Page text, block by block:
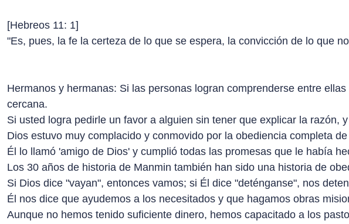
[Hebreos 11: 1]
"Es, pues, la fe la certeza de lo que se espera, la convicción de lo que
Hermanos y hermanas: Si las personas logran comprenderse entre
cercana.
Si usted logra pedirle un favor a alguien sin tener que explicar la
Dios estuvo muy complacido y conmovido por la obediencia completa
Él lo llamó 'amigo de Dios' y cumplió todas las promesas que le había
Los 30 años de historia de Manmin también han sido una historia de
Si Dios dice "vayan", entonces vamos; si Él dice "deténganse", nos
Él nos dice que ayudemos a los necesitados y que hagamos obras
Aunque no hemos tenido suficiente dinero, hemos capacitado a los